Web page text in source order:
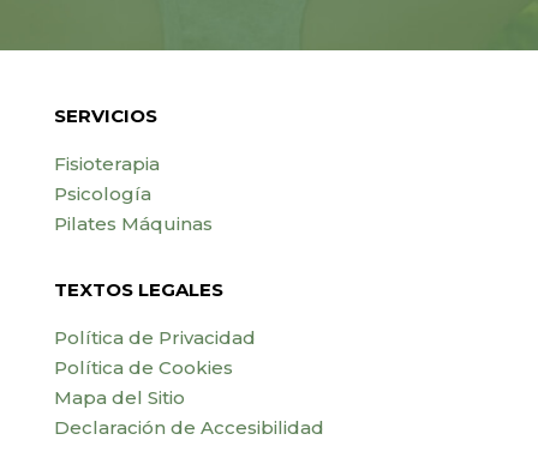
SERVICIOS
Fisioterapia
Psicología
Pilates Máquinas
TEXTOS LEGALES
Política de Privacidad
Política de Cookies
Mapa del Sitio
Declaración de Accesibilidad